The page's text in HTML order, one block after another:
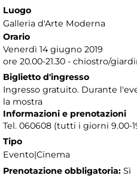
Luogo
Galleria d'Arte Moderna
Orario
Venerdì 14 giugno 2019
ore 20.00-21.30 - chiostro/
Biglietto d'ingresso
Ingresso gratuito. Durante
la mostra
Informazioni e prenotazioni
Tel. 060608 (tutti i giorni 9.00-
Tipo
Evento|Cinema
Prenotazione obbligatoria: Sì